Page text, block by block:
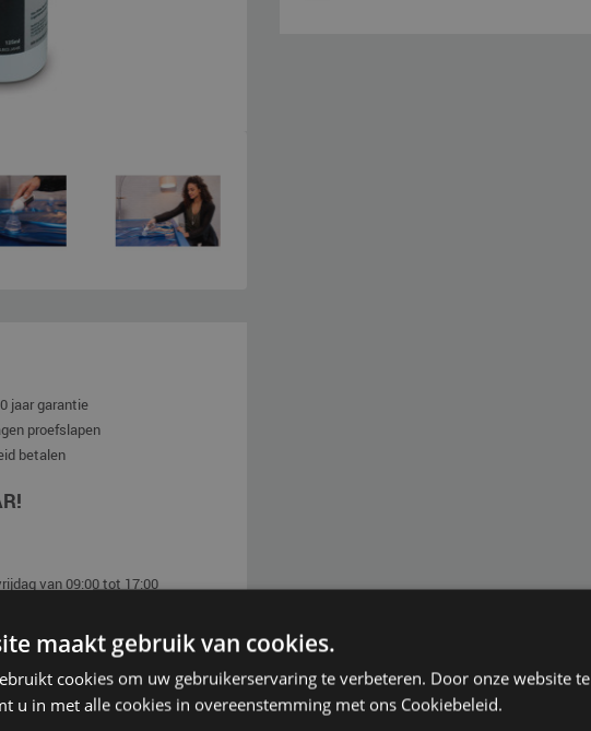
jaar garantie
proefslapen
betalen
van 09:00 tot 17:00
maakt gebruik van cookies.
cookies om uw gebruikerservaring te verbeteren. Door onze website te
u in met alle cookies in overeenstemming met ons Cookiebeleid.